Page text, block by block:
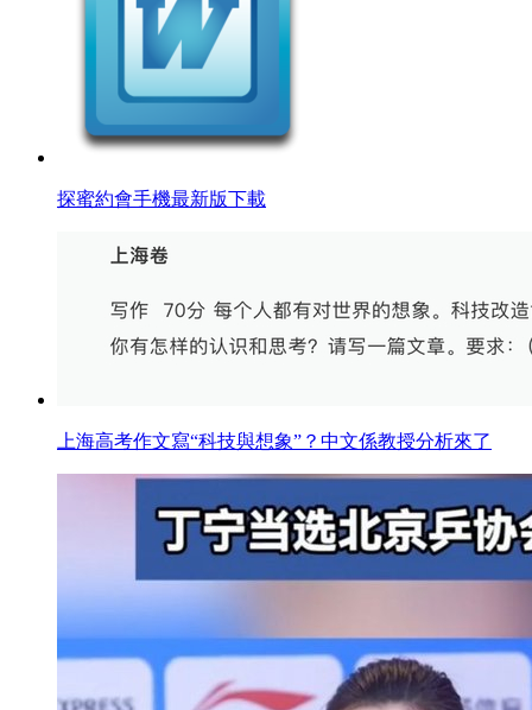
探蜜約會手機最新版下載
上海高考作文寫“科技與想象”？中文係教授分析來了